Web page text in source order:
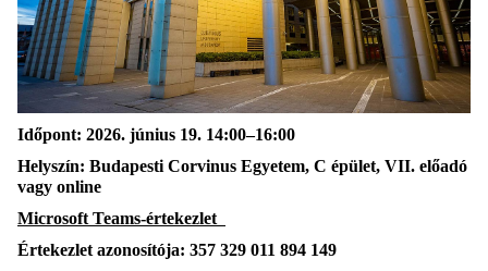
Időpont: 2026. június 19. 14:00–16:00
Helyszín: Budapesti Corvinus Egyetem, C épület, VII. előadó
vagy online
Microsoft Teams-értekezlet
Értekezlet azonosítója: 357 329 011 894 149